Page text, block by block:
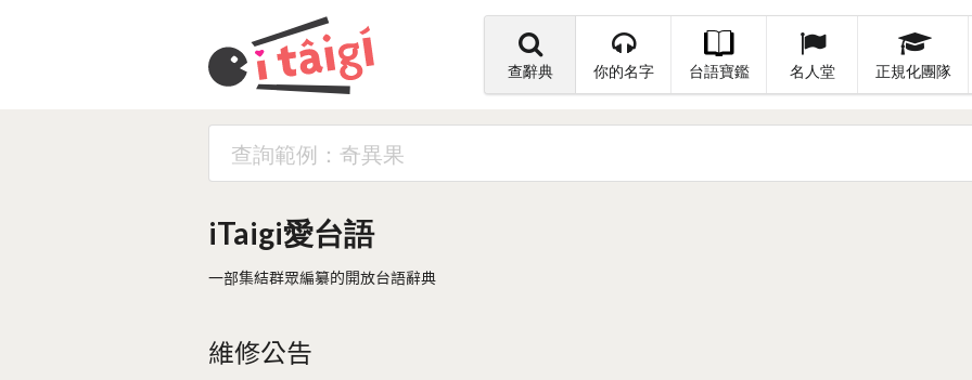
查辭典 你的名字 台語寶鑑 名人堂 正規化團隊
iTaigi愛台語
一部集結群眾編纂的開放台語辭典
維修公告